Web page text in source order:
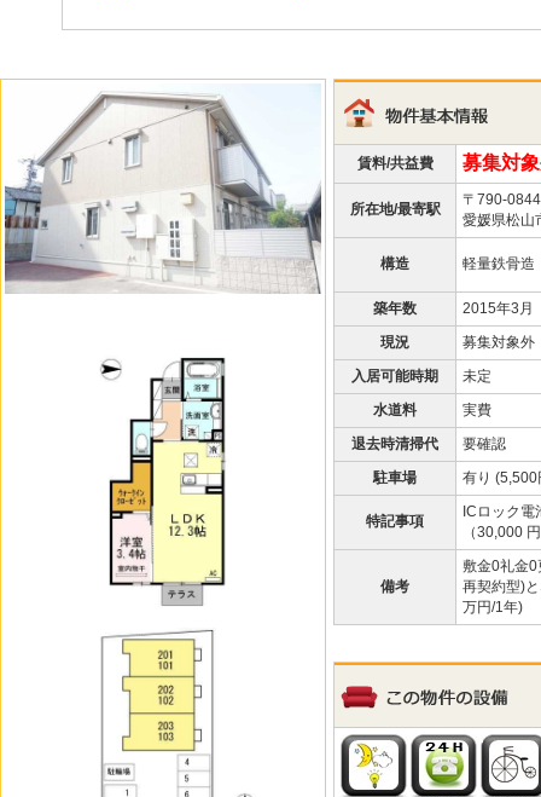
賃料/共益費 募集対
所在地/最寄駅
〒790-0844
愛媛県松山
構造 軽量鉄骨造
築年数
2015年3
現況
募集対象外
入居可能時期
未定
水道料
実費
退去時清掃代
要確認
駐車場
有り (5,500
特記事項
ICロック
（30,000
備考
敷金0礼金0
再契約型)
万円/1年)